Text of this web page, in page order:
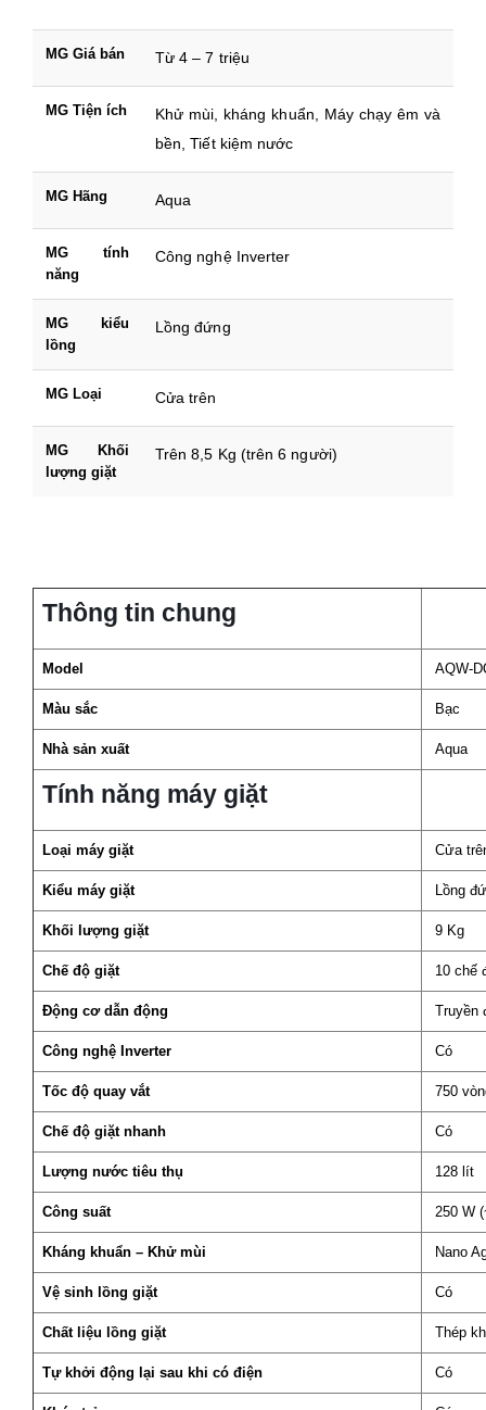
MG Giá bán Từ 4 – 7 triệu
MG Tiện ích
Khử mùi, kháng khuẩn, Máy chạy êm và
bền, Tiết kiệm nước
MG Hãng Aqua
MG tính
năng
Công nghệ Inverter
MG kiểu
lồng
Lồng đứng
MG Loại Cửa trên
MG Khối
lượng giặt
Trên 8,5 Kg (trên 6 người)
Thông tin chung
Model AQW-
Màu sắc Bạc
Nhà sản xuất Aqua
Tính năng máy giặt
Loại máy giặt Cửa
Kiểu máy giặt Lồng
Khối lượng giặt 9 Kg
Chế độ giặt 10 chế
Động cơ dẫn động Truyền
Công nghệ Inverter Có
Tốc độ quay vắt 750
Chế độ giặt nhanh Có
Lượng nước tiêu thụ 128 lít
Công suất 250 W
Kháng khuẩn – Khử mùi Nano
Vệ sinh lồng giặt Có
Chất liệu lồng giặt Thép
Tự khởi động lại sau khi có điện Có